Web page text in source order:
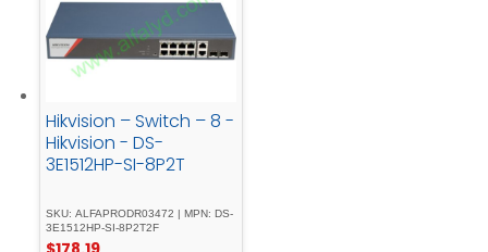
Hikvision – Switch – 8 -
Hikvision - DS-
3E1512HP-SI-8P2T
SKU: ALFAPRODR03472 | MPN: DS-
3E1512HP-SI-8P2T2F